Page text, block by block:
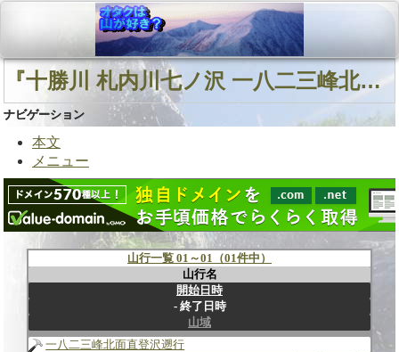
『十勝川 札内川七ノ沢 一八二三峰北面直登沢』に関連する山行
ナビゲーション
本文
メニュー
山行一覧 01～01（01件中）
山行名
開始日時
終了日時
山域
一八二三峰北面直登沢遡行